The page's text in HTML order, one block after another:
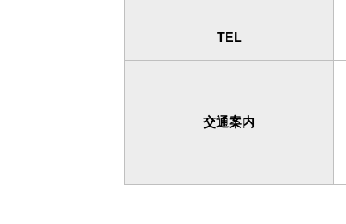
TEL
交通案内